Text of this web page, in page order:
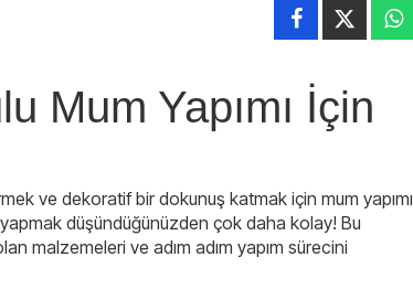
Mum Yapımı İçin
ve dekoratif bir dokunuş katmak için mum yapımı
düşündüğünüzden çok daha kolay! Bu
malzemeleri ve adım adım yapım sürecini